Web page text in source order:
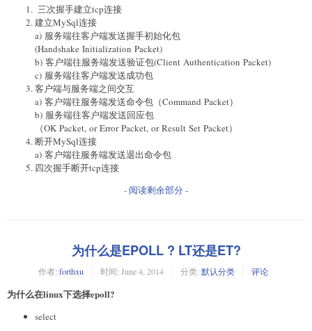
三次握手建立tcp连接
建立MySql连接
a) 服务端往客户端发送握手初始化包
(Handshake Initialization Packet)
b) 客户端往服务端发送验证包(Client Authentication Packet)
c) 服务端往客户端发送成功包
客户端与服务端之间交互
a) 客户端往服务端发送命令包（Command Packet）
b) 服务端往客户端发送回应包
（OK Packet, or Error Packet, or Result Set Packet）
断开MySql连接
a) 客户端往服务端发送退出命令包
四次握手断开tcp连接
- 阅读剩余部分 -
为什么是EPOLL ? LT还是ET?
作者: forthxu 时间: June 4, 2014 分类: 默认分类 评论
为什么在linux下选择epoll?
select